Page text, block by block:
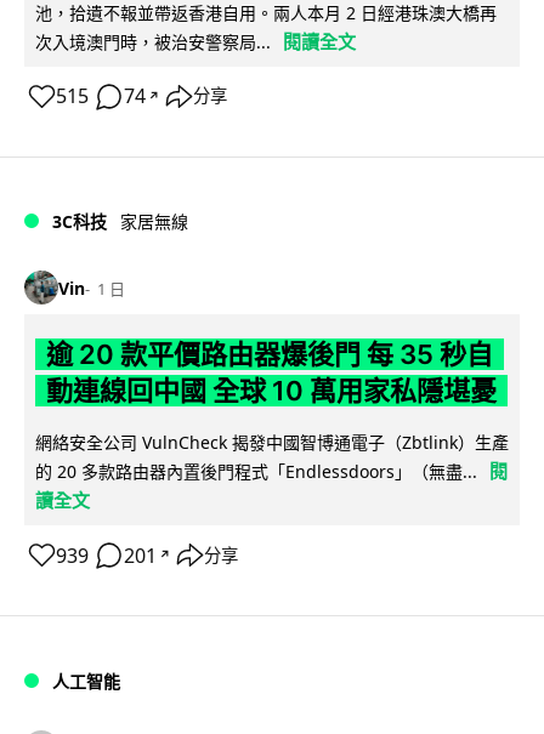
池，拾遺不報並帶返香港自用。兩人本月 2 日經港珠澳大橋再
次入境澳門時，被治安警察局...
閱讀全文
515 74 ↗ 分享
3C科技 家居無線
Vin 1 日
逾 20 款平價路由器爆後門 每 35 秒自
動連線回中國 全球 10 萬用家私隱堪憂
網絡安全公司 VulnCheck 揭發中國智博通電子（Zbtlink）生產
的 20 多款路由器內置後門程式「Endlessdoors」（無盡...
閱
讀全文
939 201 ↗ 分享
人工智能